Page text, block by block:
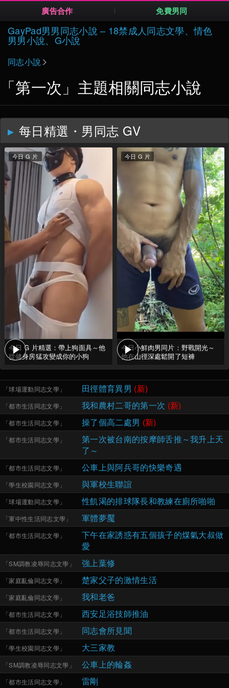
廣告合作 免費男同
Skip
to
GayPad男男同志小說 – 18禁成人同志文學、情色
男男小說、G小說
同志小說
「第一次」主題相關同志小說
每日精選・男同志 GV
今日 G 片
今日 G 片精選：帶上狗面具～他
從健身房猛攻變成你的小狗
今日 G 片
今日小鮮肉男同片：野戰開光～
他在山徑深處鬆開了短褲
「球場運動同志文學」 田徑體育異男 (新)
「都市生活同志文學」 我和農村二哥的第一次 (新)
「都市生活同志文學」 操了個高二處男 (新)
「都市生活同志文學」
第一次被台南的按摩師舌推～我升上天
了～
「都市生活同志文學」 公車上與阿兵哥的快樂奇遇
「學生校園同志文學」 與軍校生聯誼
「球場運動同志文學」 性飢渴的排球隊長和教練在廁所啪啪
「軍中性生活同志文學 」 軍體夢魘
「都市生活同志文學」
下午在家誘惑有五個孩子的煤氣大叔做
愛
「SM調教凌辱同志文學 」 強上葉修
「家庭亂倫同志文學」 楚家父子的激情生活
「家庭亂倫同志文學」 我和老爸
「都市生活同志文學」 西安足浴技師推油
「都市生活同志文學」 同志會所見聞
「學生校園同志文學」 大三家教
「SM調教凌辱同志文學 」 公車上的輪姦
「都市生活同志文學」 雷剛